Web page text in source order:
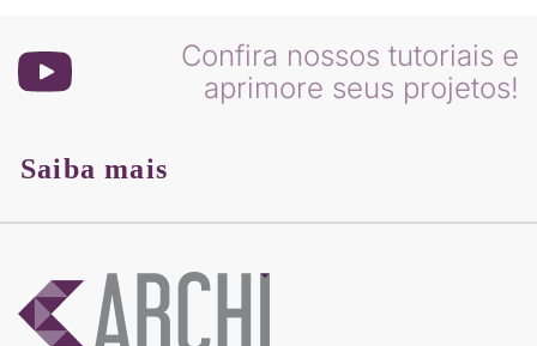
Confira nossos tutoriais e
aprimore seus projetos!
Saiba mais